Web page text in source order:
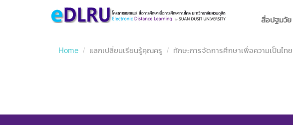
สื่อปฐมวัย
Home แลกเปลี่ยนเรียนรู้คุณครู ทักษะการจัดการศึกษาเพื่อความเป็นไทย